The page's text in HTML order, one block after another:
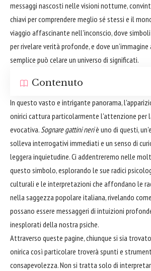
messaggi nascosti nelle visioni notturne,
chiavi per comprendere meglio sé stessi e il
viaggio affascinante nell'inconscio, dove
per rivelare verità profonde, e dove
semplice può celare un universo di significati.
Contenuto
In questo vasto e intrigante panorama,
onirici cattura particolarmente l'attenzione per
evocativa.Sognare gattini neriè uno di questi,
solleva interrogativi immediati e un senso di
leggera inquietudine. Ci addentreremo nelle
questo simbolo, esplorando le sue radici
culturali e le interpretazioni che affondano le
nella saggezza popolare italiana, rivelando
possano essere messaggeri di intuizioni
inesplorati della nostra psiche.
Attraverso queste pagine, chiunque si sia
onirica così particolare troverà spunti e
consapevolezza. Non si tratta solo di